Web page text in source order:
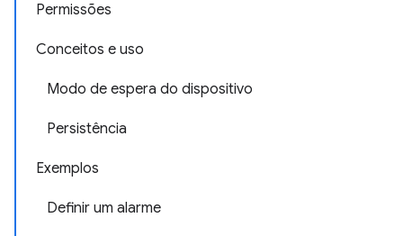
Permissões
Conceitos e uso
Modo de espera do dispositivo
Persistência
Exemplos
Definir um alarme